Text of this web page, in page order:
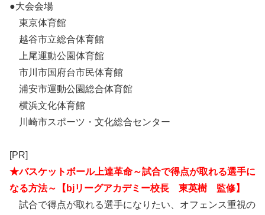
●大会会場
東京体育館
越谷市立総合体育館
上尾運動公園体育館
市川市国府台市民体育館
浦安市運動公園総合体育館
横浜文化体育館
川崎市スポーツ・文化総合センター
[PR]
★バスケットボール上達革命～試合で得点が取れる選手に
なる方法～【bjリーグアカデミー校長 東英樹 監修】
試合で得点が取れる選手になりたい、オフェンス重視の